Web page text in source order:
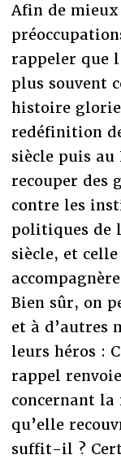
Afin de
rappeler que
plus souvent
histoire
redéfinition
siècle puis au
recouper des
contre les
politiques de
siècle, et
Bien sûr, on
et à d’autres
leurs héros :
rappel
concernant la
qu’elle
suffit-il ?